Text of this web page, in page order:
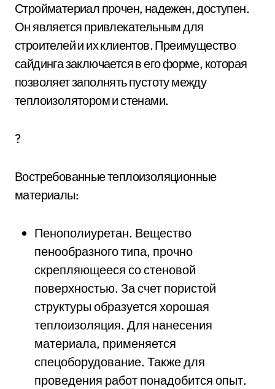
Стройматериал прочен, надежен, доступен.
Он является привлекательным для
строителей и их клиентов. Преимущество
сайдинга заключается в его форме, которая
позволяет заполнять пустоту между
теплоизолятором и стенами.
?
Востребованные теплоизоляционные
материалы:
Пенополиуретан. Вещество
пенообразного типа, прочно
скрепляющееся со стеновой
поверхностью. За счет пористой
структуры образуется хорошая
теплоизоляция. Для нанесения
материала, применяется
спецоборудование. Также для
проведения работ понадобится опыт.